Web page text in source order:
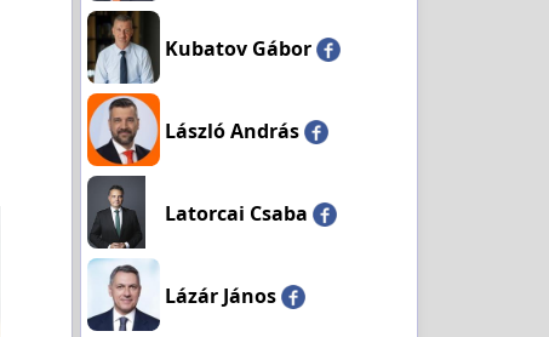
Kubatov Gábor
László András
Latorcai Csaba
Lázár János